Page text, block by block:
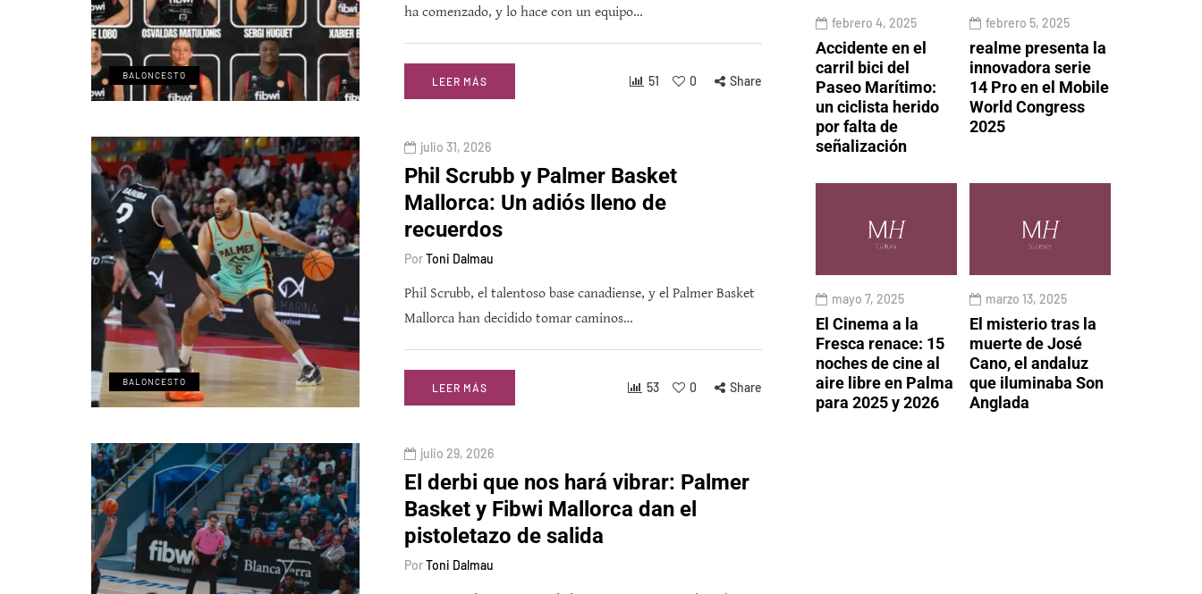
BALONCESTO
ha comenzado, y lo hace con un equipo…
LEER MÁS 51 0 Share
BALONCESTO
julio 31, 2026
Phil Scrubb y Palmer Basket
Mallorca: Un adiós lleno de
recuerdos
PorToni Dalmau
Phil Scrubb, el talentoso base canadiense, y el Palmer Basket
Mallorca han decidido tomar caminos…
LEER MÁS 53 0 Share
julio 29, 2026
El derbi que nos hará vibrar: Palmer
Basket y Fibwi Mallorca dan el
pistoletazo de salida
PorToni Dalmau
febrero 4, 2025
Accidente en el
carril bici del
Paseo Marítimo:
un ciclista herido
por falta de
señalización
febrero 5, 2025
realme presenta la
innovadora serie
14 Pro en el Mobile
World Congress
2025
mayo 7, 2025
El Cinema a la
Fresca renace: 15
noches de cine al
aire libre en Palma
para 2025 y 2026
marzo 13, 2025
El misterio tras la
muerte de José
Cano, el andaluz
que iluminaba Son
Anglada